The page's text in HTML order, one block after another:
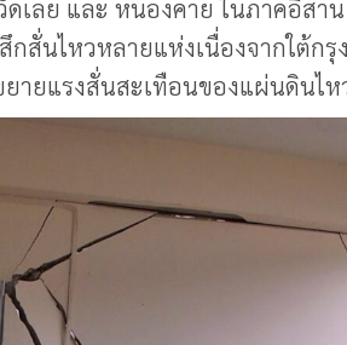
เลย และ หนองคาย ในภาคอีสา
กสั่นไหวหลายแห่งเนื่องจากใต้ก
ยแรงสั่นสะเทือนของแผ่นดินไห